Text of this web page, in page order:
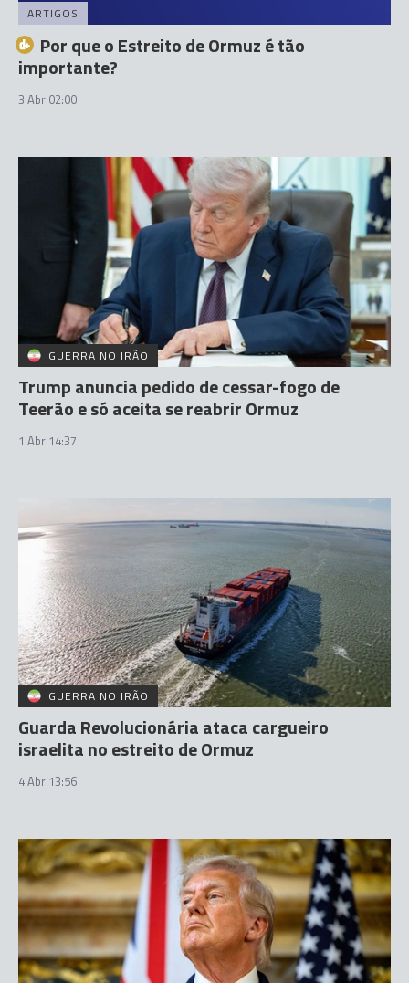
ARTIGOS
Por que o Estreito de Ormuz é tão
importante?
3 Abr 02:00
GUERRA NO IRÃO
Trump anuncia pedido de cessar-fogo de
Teerão e só aceita se reabrir Ormuz
1 Abr 14:37
GUERRA NO IRÃO
Guarda Revolucionária ataca cargueiro
israelita no estreito de Ormuz
4 Abr 13:56